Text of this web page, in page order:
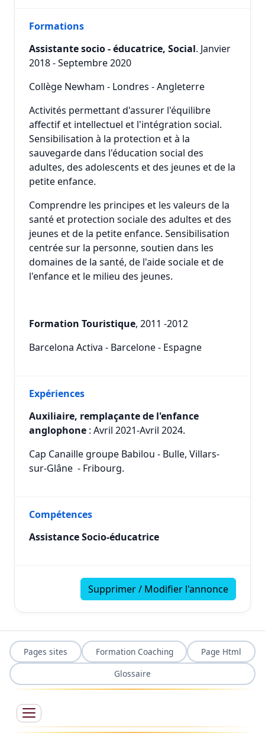
Formations
Assistante socio - éducatrice, Social. Janvier
2018 - Septembre 2020
Collège Newham - Londres - Angleterre
Activités permettant d'assurer l'équilibre
affectif et intellectuel et l'intégration social.
Sensibilisation à la protection et à la
sauvegarde dans l'éducation social des
adultes, des adolescents et des jeunes et de la
petite enfance.
Comprendre les principes et les valeurs de la
santé et protection sociale des adultes et des
jeunes et de la petite enfance. Sensibilisation
centrée sur la personne, soutien dans les
domaines de la santé, de l'aide sociale et de
l'enfance et le milieu des jeunes.
Formation Touristique, 2011 -2012
Barcelona Activa - Barcelone - Espagne
Expériences
Auxiliaire, remplaçante de l'enfance
anglophone : Avril 2021-Avril 2024.
Cap Canaille groupe Babilou - Bulle, Villars-
sur-Glâne - Fribourg.
Compétences
Assistance Socio-éducatrice
Supprimer / Modifier l'annonce
Pages sites Formation Coaching
Page Html
Glossaire